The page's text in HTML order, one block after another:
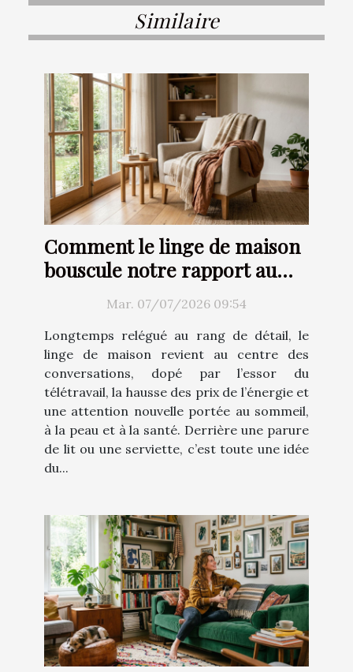
Similaire
Comment le linge de maison
bouscule notre rapport au
confortMar. 07/07/2026 09:54
Longtemps relégué au rang de détail, le
linge de maison revient au centre des
conversations, dopé par l’essor du
télétravail, la hausse des prix de l’énergie et
une attention nouvelle portée au sommeil,
à la peau et à la santé. Derrière une parure
de lit ou une serviette, c’est toute une idée
du...